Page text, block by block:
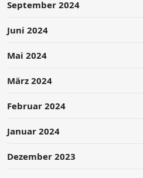
September 2024
Juni 2024
Mai 2024
März 2024
Februar 2024
Januar 2024
Dezember 2023